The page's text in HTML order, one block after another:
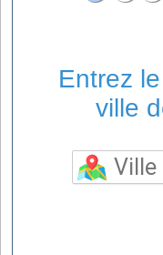
Entrez
ville